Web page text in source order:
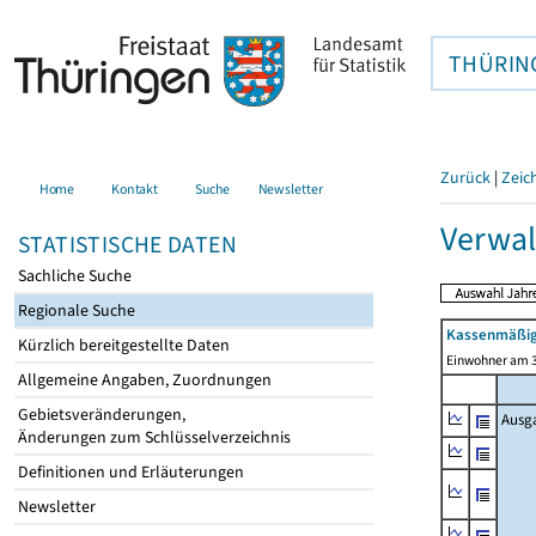
Home Kontakt Suche Newsletter
STATISTISCHE DATEN
Sachliche Suche
Regionale Suche
Kürzlich bereitgestellte Daten
Allgemeine Angaben, Zuordnungen
Gebietsveränderungen,
Änderungen zum Schlüsselverzeichnis
Definitionen und Erläuterungen
Newsletter
Zurück |
Einwohner am